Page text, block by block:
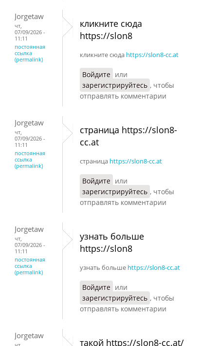
Jorgetaw
чт,
07/09/2026 -
11:11
постоянная
ссылка
(permalink)
кликните сюда
https://slon8
кликните сюда https://slon8-cc.at
Войдите или
зарегистрируйтесь , чтобы
отправлять комментарии
Jorgetaw
чт,
07/09/2026 -
11:11
постоянная
ссылка
(permalink)
страница https://slon8-
cc.at
страница https://slon8-cc.at
Войдите или
зарегистрируйтесь , чтобы
отправлять комментарии
Jorgetaw
чт,
07/09/2026 -
11:11
постоянная
ссылка
(permalink)
узнать больше
https://slon8
узнать больше https://slon8-cc.at
Войдите или
зарегистрируйтесь , чтобы
отправлять комментарии
Jorgetaw
чт, такой https://slon8-cc.at/